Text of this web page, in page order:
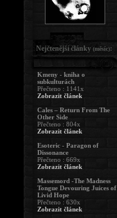
Nejčtenější články (měsíc):
Kmeny - kniha o
subkulturách
Přečteno : 1141x
Zobrazit článek
Cales – Return From The
Other Side
Přečteno : 804x
Zobrazit článek
Esoteric - Paragon of
Dissonance
Přečteno : 669x
Zobrazit článek
Massemord -The Madness
Tongue Devouring Juices of
Livid Hope
Přečteno : 630x
Zobrazit článek